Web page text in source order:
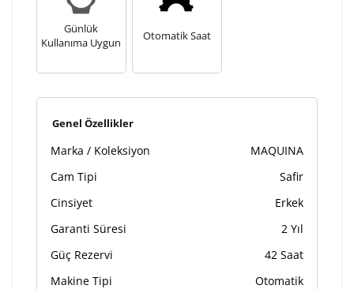
Günlük
Kullanıma Uygun
Otomatik Saat
Genel Özellikler
Marka / Koleksiyon
MAQUINA
Cam Tipi
Safir
Cinsiyet
Erkek
Garanti Süresi
2 Yıl
Güç Rezervi
42 Saat
Makine Tipi
Otomatik